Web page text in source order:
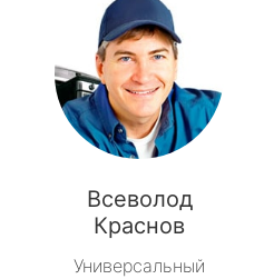
Всеволод
Краснов
Универсальный